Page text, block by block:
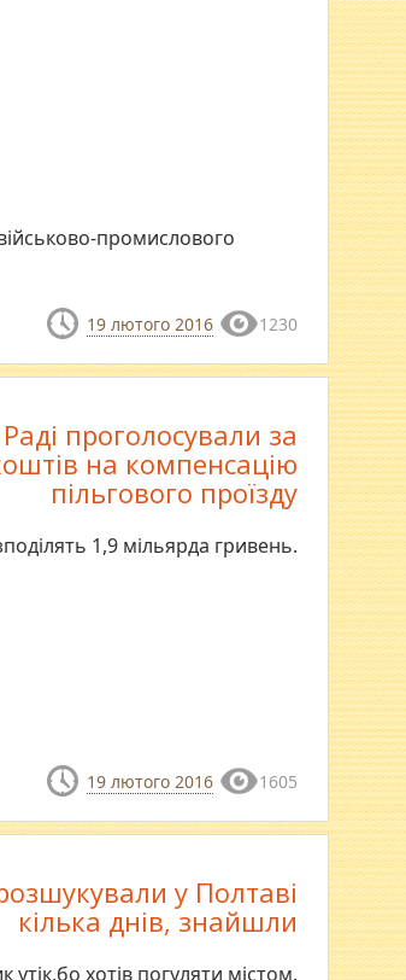
промислового
19 лютого 2016 1230
проголосували за
на компенсацію
пільгового проїзду
1,9 мільярда гривень.
19 лютого 2016 1605
у Полтаві
кілька днів, знайшли
утік,бо хотів погуляти містом.